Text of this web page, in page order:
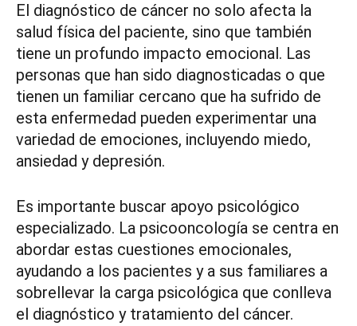
El diagnóstico de cáncer no solo afecta la
salud física del paciente, sino que también
tiene un profundo impacto emocional. Las
personas que han sido diagnosticadas o que
tienen un familiar cercano que ha sufrido de
esta enfermedad pueden experimentar una
variedad de emociones, incluyendo miedo,
ansiedad y depresión.
Es importante buscar apoyo psicológico
especializado. La psicooncología se centra en
abordar estas cuestiones emocionales,
ayudando a los pacientes y a sus familiares a
sobrellevar la carga psicológica que conlleva
el diagnóstico y tratamiento del cáncer.